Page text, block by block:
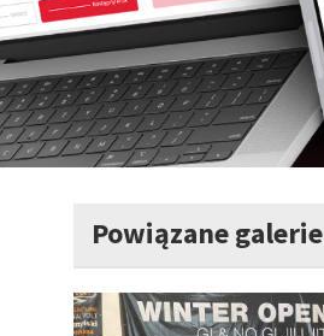
Powiązane galerie